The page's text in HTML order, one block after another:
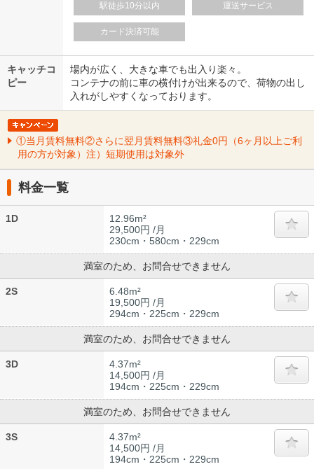
駅徒歩10分以内 運送サービス
カード決済可能
キャッチコ
ピー
場内が広く、大きな車でも出入り楽々。
コンテナの前に車の横付けが出来るので、荷物の出し
入れがしやすくなっております。
①当月賃料無料②さらに翌月賃料無料③礼金0円（6ヶ月以上ご利
用の方が対象）注）短期使用は対象外
料金一覧
1D
12.96m²
29,500円 /月
230cm・580cm・229cm
満室のため、お問合せできません
2S
6.48m²
19,500円 /月
294cm・225cm・229cm
満室のため、お問合せできません
3D
4.37m²
14,500円 /月
194cm・225cm・229cm
満室のため、お問合せできません
3S
4.37m²
14,500円 /月
194cm・225cm・229cm